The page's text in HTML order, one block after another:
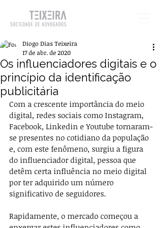
Os influenciadores digitais e o
princípio da identificação
publicitária
Diogo Dias Teixeira
17 de abr. de 2020
Com a crescente importância do meio
digital, redes sociais como Instagram,
Facebook, Linkedin e Youtube tornaram-
se presentes no cotidiano da população
e, com este fenômeno, surgiu a figura
do influenciador digital, pessoa que
detêm certa influência no meio digital
por ter adquirido um número
significativo de seguidores.
Rapidamente, o mercado começou a